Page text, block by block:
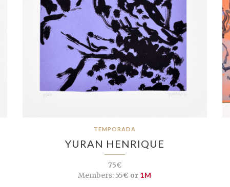
TEMPORADA
YURAN HENRIQUE
75€
Members:55€ or 1M